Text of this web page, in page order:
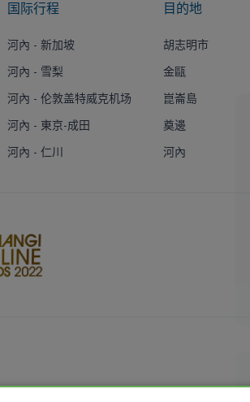
国际行程
河內 - 新加坡
河內 - 雪梨
河內 - 伦敦盖特威克机场
河內 - 東京-成田
河內 - 仁川
目的地
胡志明市
金甌
崑崙島
奠邊
河內